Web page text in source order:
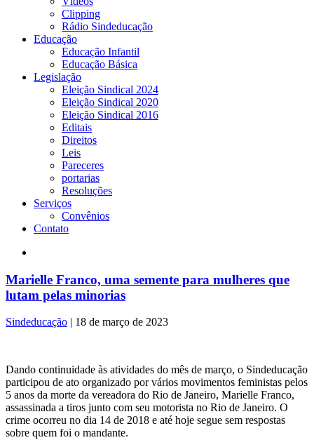
Clipping
Rádio Sindeducação
Educação
Educação Infantil
Educação Básica
Legislação
Eleição Sindical 2024
Eleição Sindical 2020
Eleição Sindical 2016
Editais
Direitos
Leis
Pareceres
portarias
Resoluções
Serviços
Convênios
Contato
Marielle Franco, uma semente para mulheres que
lutam pelas minorias
Sindeducação | 18 de março de 2023
Dando continuidade às atividades do mês de março, o Sindeducação
participou de ato organizado por vários movimentos feministas pelos
5 anos da morte da vereadora do Rio de Janeiro, Marielle Franco,
assassinada a tiros junto com seu motorista no Rio de Janeiro. O
crime ocorreu no dia 14 de 2018 e até hoje segue sem respostas
sobre quem foi o mandante.